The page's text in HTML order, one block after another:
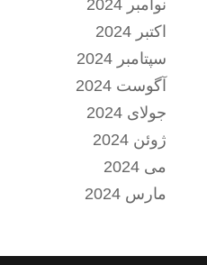
نوامبر 2024
اکتبر 2024
سپتامبر 2024
آگوست 2024
جولای 2024
ژوئن 2024
می 2024
مارس 2024